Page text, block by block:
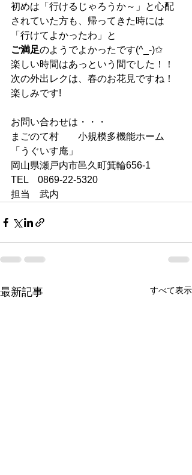
初めは「行けるじゃろうか～」と心配
されていた方も、帰ってきた時には
「行けてよかったわ」と
ご満足のようでよかったです(^_-)✩
楽しい時間はあっという間でした！！
次の外出レクは、春のお花見ですね！
楽しみです!
お問い合わせは・・・
まごのて村　　小規模多機能ホーム
「うぐいす庵」
岡山県瀬戸内市邑久町箕輪656-1
TEL　0869-22-5320
担当　武内
最新記事 すべて表示